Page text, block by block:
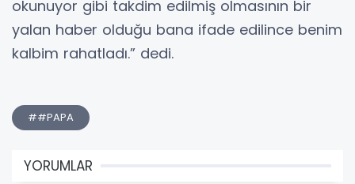
okunuyor gibi takdim edilmiş olmasının bir
yalan haber olduğu bana ifade edilince benim
kalbim rahatladı.” dedi.
##PAPA
YORUMLAR